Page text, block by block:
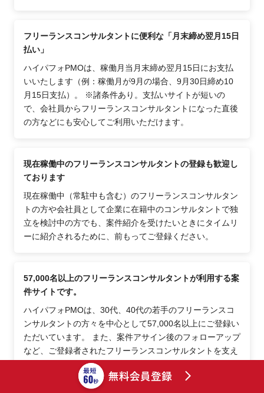
フリーランスコンサルタントに便利な「月末締め翌月15日
払い」
ハイパフォPMOは、稼働月当月末締め翌月15日にお支払
いいたします（例：稼働月が9月の場合、9月30日締め10
月15日支払）。 ※諸条件あり。支払いサイトが短いの
で、会社員からフリーランスコンサルタントになった直後
の方などにも安心してご利用いただけます。
現在稼働中のフリーランスコンサルタントの登録も歓迎し
ております
現在稼働中（常駐中も含む）のフリーランスコンサルタン
トの方や会社員として企業に在籍中のコンサルタントで独
立を検討中の方でも、案件紹介を受けたいときにタイムリ
ーに紹介されるために、前もってご登録ください。
57,000名以上のフリーランスコンサルタントが利用する案
件サイトです。
ハイパフォPMOは、30代、40代の若手のフリーランスコ
ンサルタントの方々を中心として57,000名以上にご登録い
ただいています。 また、案件アサイン後のフォローアップ
など、ご登録者されたフリーランスコンサルタントを支え
るフォローが充実しているため、継続的にご活用頂いてお